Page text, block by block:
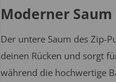
Moderner Saum
Der untere Saum des Zip-
deinen Rücken und sorgt
während die hochwertige